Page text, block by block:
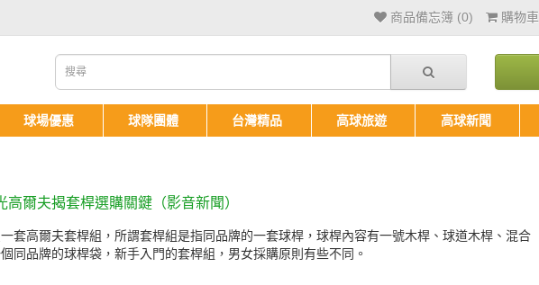
商品備忘簿 (0) 購物車
球場優惠 球隊團體 台灣精品 高球旅遊 高球新聞
爾夫揭套桿選購關鍵（影音新聞）
套高爾夫套桿組，所謂套桿組是指同品牌的一套球桿，球桿內容有一號木桿、球道木桿、混合
同品牌的球桿袋，新手入門的套桿組，男女採購原則有些不同。